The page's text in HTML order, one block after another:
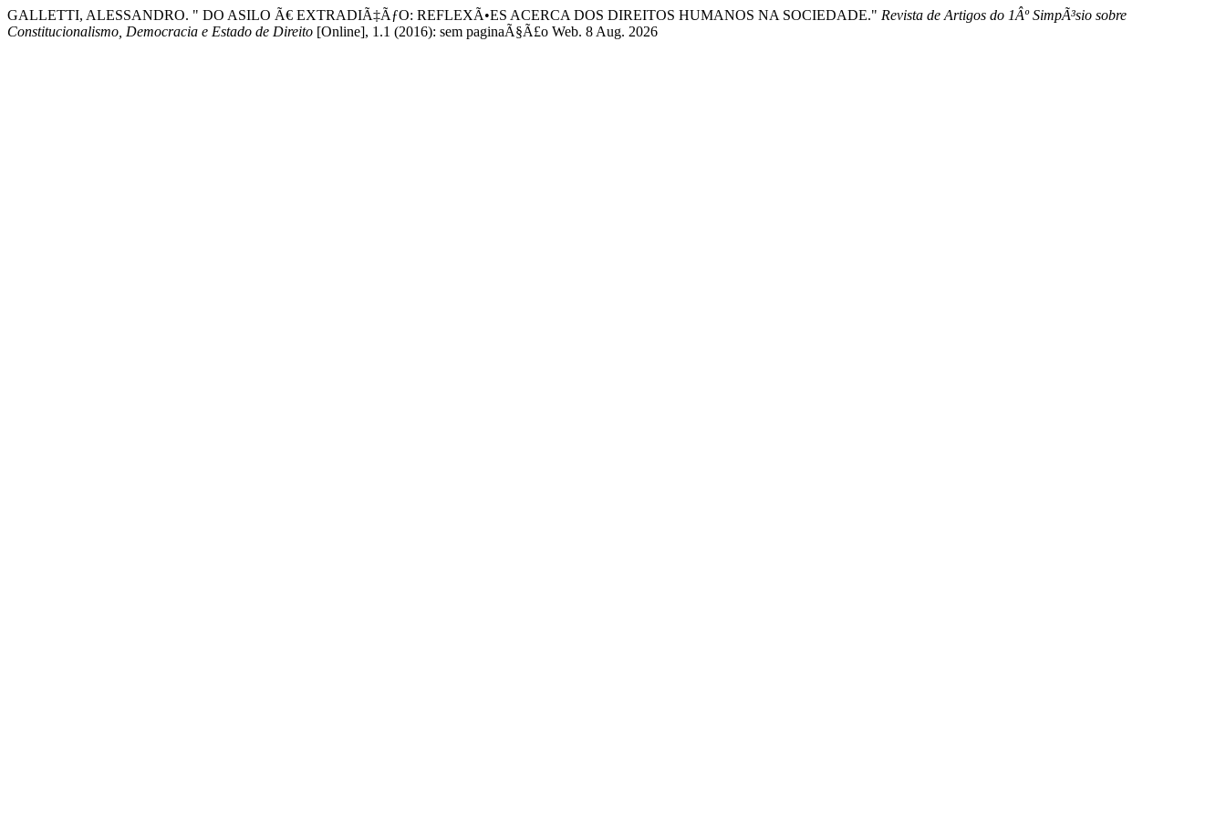
GALLETTI, ALESSANDRO. " DO ASILO Ã€ EXTRADIÃ‡ÃƒO: REFLEXÃ•ES ACERCA DOS DIREITOS HUMANOS NA SOCIEDADE." Revista de Artigos do 1Âº SimpÃ³sio sobre
Constitucionalismo, Democracia e Estado de Direito [Online], 1.1 (2016): sem paginaÃ§Ã£o Web. 8 Aug. 2026